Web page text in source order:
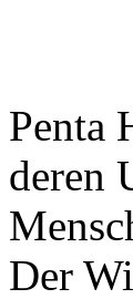
Penta
deren
Der